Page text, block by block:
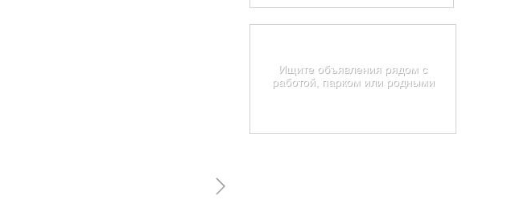
Ищите объявления рядом с
работой, парком или родными